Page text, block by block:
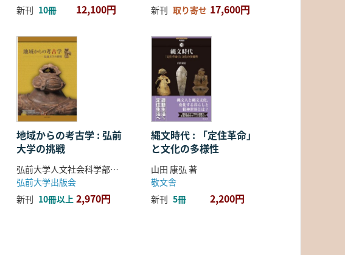
新刊 10冊 12,100円
新刊 取り寄せ 17,600円
地域からの考古学 : 弘前
大学の挑戦
弘前大学人文社会科学部北日本考古学研究センター 編
弘前大学出版会
新刊 10冊以上 2,970円
縄文時代 : 「定住革命」
と文化の多様性
山田 康弘 著
敬文舎
新刊 5冊 2,200円